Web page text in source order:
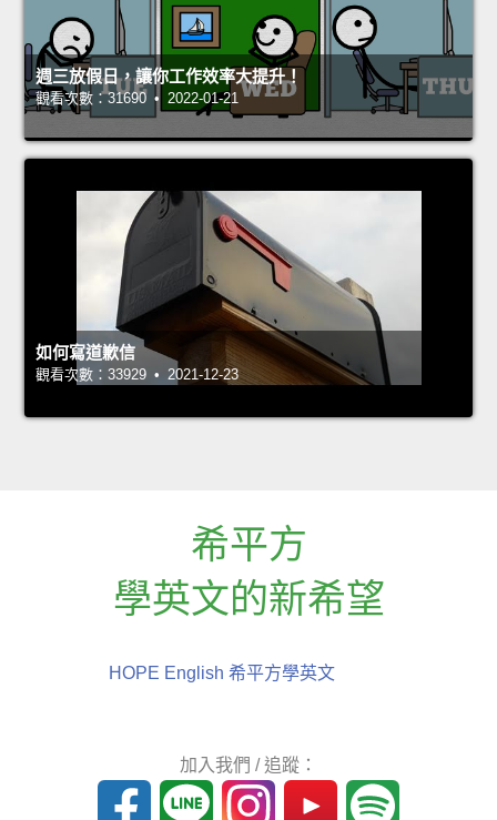
週三放假日，讓你工作效率大提升！
觀看次數：31690 • 2022-01-21
如何寫道歉信
觀看次數：33929 • 2021-12-23
希平方
學英文的新希望
HOPE English 希平方學英文
加入我們 / 追蹤：